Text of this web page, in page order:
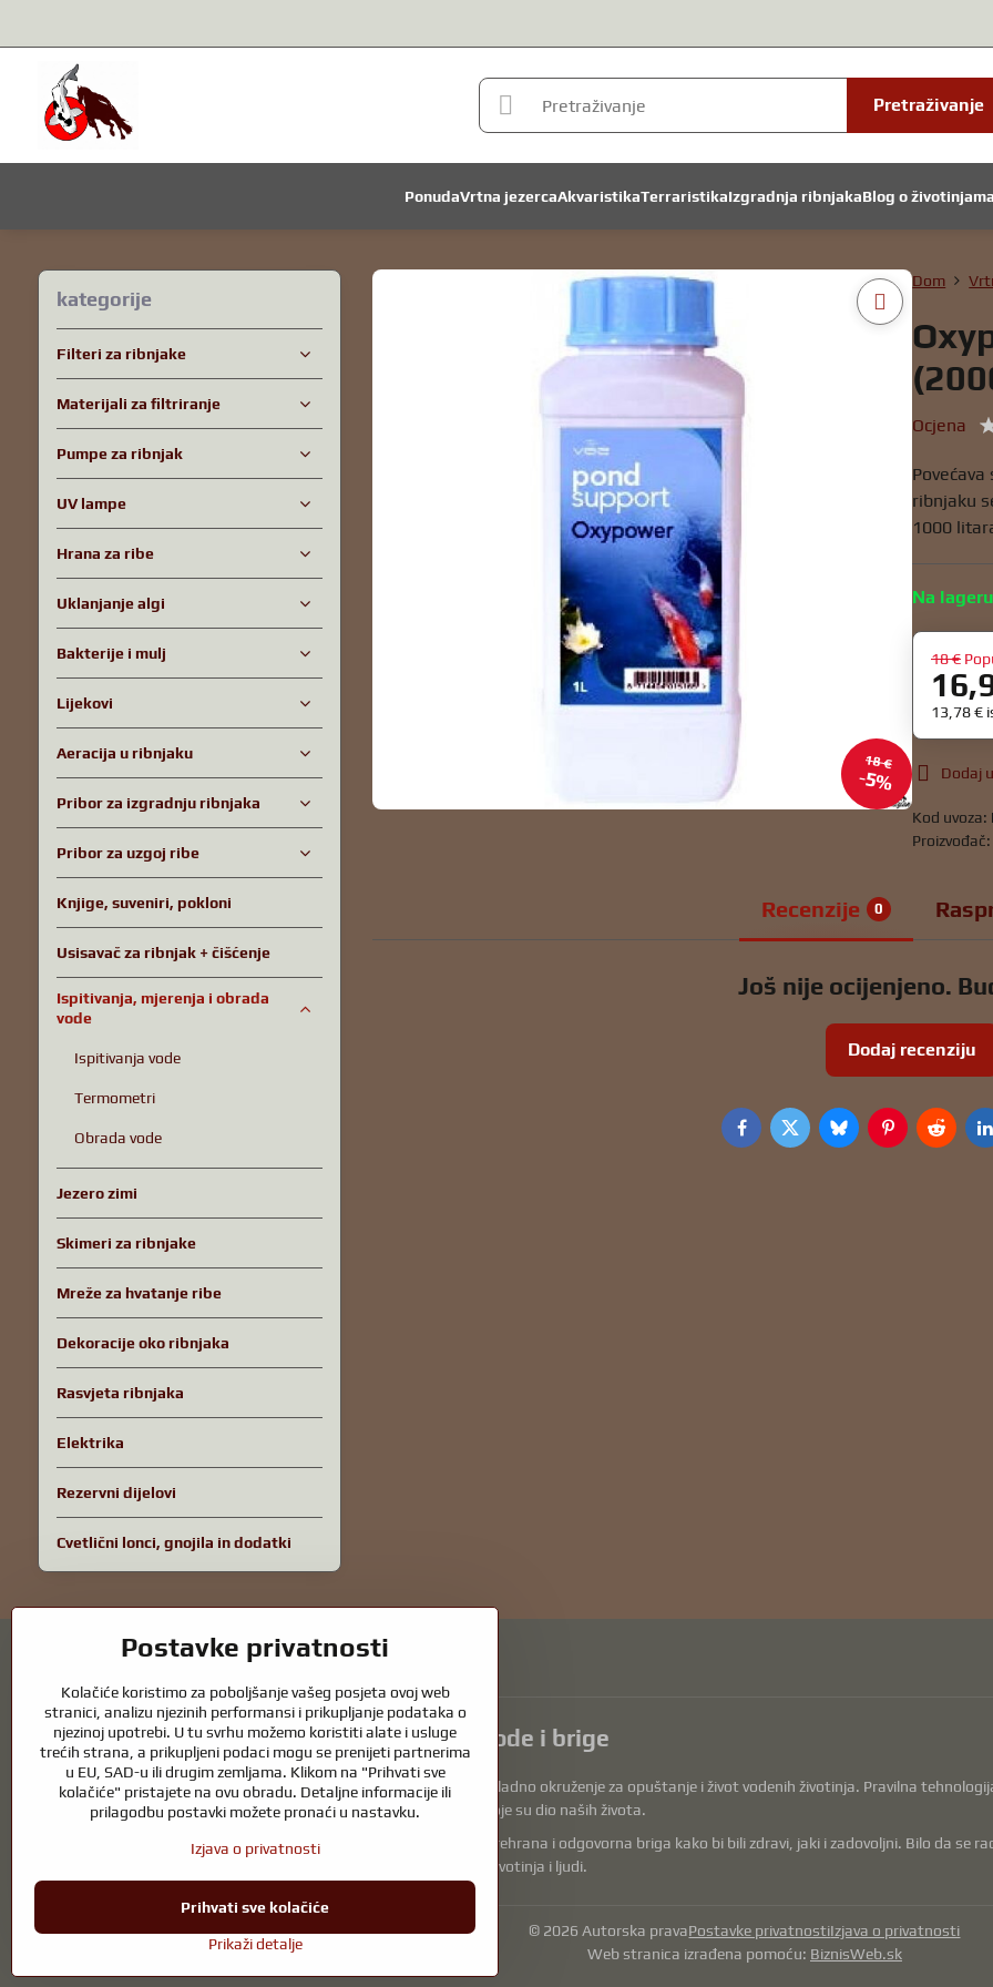
Pretraživanje
PonudaVrtna jezercaAkvaristikaTerraristikaIzgradnja ribnjakaBlog o životinjama
18 €
5%
Dom
Ocjena
ribnjaku
1000
Na lageru
18 €
13,78 €
Dodaj
Kod uvoza:
Recenzije 0
Još nije ocijenjeno.
Dodaj recenziju
FacebookTwitterBlueskyPinterestReddit
kategorije
Filteri za ribnjake
Materijali za filtriranje
Pumpe za ribnjak
UV lampe
Hrana za ribe
Uklanjanje algi
Bakterije i mulj
Lijekovi
Aeracija u ribnjaku
Pribor za izgradnju ribnjaka
Pribor za uzgoj ribe
Knjige, suveniri, pokloni
Usisavač za ribnjak + čišćenje
Ispitivanja, mjerenja i obrada
vode
Ispitivanja vode
Termometri
Obrada vode
Jezero zimi
Skimeri za ribnjake
Mreže za hvatanje ribe
Dekoracije oko ribnjaka
Rasvjeta ribnjaka
Elektrika
Rezervni dijelovi
Cvetlični lonci, gnojila in dodatki
Vrtni ribnjaci i oprema za konje – spoj prirode i brige
Vrtni ribnjaci prekrasan su dodatak svakom eksterijeru i stvaraju skladno okruženje za opuštanje i život vodenih životinja. Pravilna
ribnjak tijekom cijele godine. Jednako važna je briga o životinjama koje su dio naših života.
Konjima je potrebna visokokvalitetna oprema za jahanje, pravilna prehrana i odgovorna briga kako bi bili zdravi, jaki i zadovoljni. Bilo da se
okruženje koje podržava prirodnu ravnotežu, sigurnost i dobrobit i životinja i ljudi.
© 2026 Autorska pravaPostavke privatnostiIzjava o privatnosti
Web stranica izrađena pomoću: BiznisWeb.sk
Postavke privatnosti
Kolačiće koristimo za poboljšanje vašeg posjeta ovoj web
stranici, analizu njezinih performansi i prikupljanje podataka o
njezinoj upotrebi. U tu svrhu možemo koristiti alate i usluge
trećih strana, a prikupljeni podaci mogu se prenijeti partnerima
u EU, SAD-u ili drugim zemljama. Klikom na "Prihvati sve
kolačiće" pristajete na ovu obradu. Detaljne informacije ili
prilagodbu postavki možete pronaći u nastavku.
Izjava o privatnosti
Prikaži detalje
Prihvati sve kolačiće